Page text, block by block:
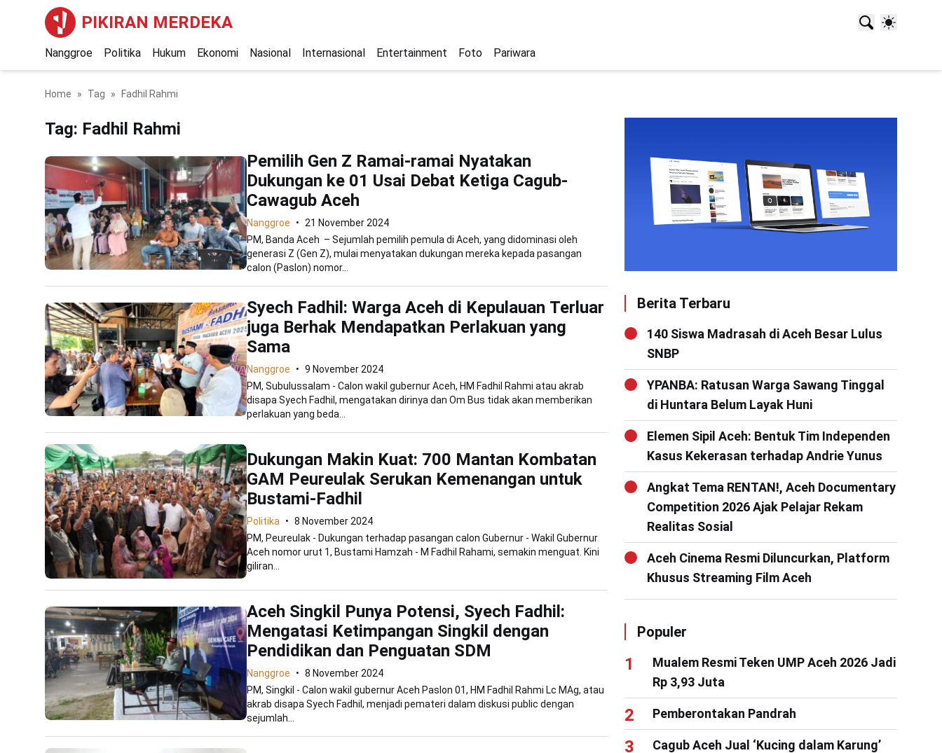
PIKIRAN MERDEKA
Nanggroe Politika Hukum Ekonomi Nasional Internasional Entertainment Foto Pariwara
Home Tag Fadhil Rahmi
Tag: Fadhil Rahmi
Pemilih Gen Z Ramai-ramai Nyatakan
Dukungan ke 01 Usai Debat Ketiga Cagub-
Cawagub Aceh
Nanggroe
21 November 2024
PM, Banda Aceh – Sejumlah pemilih pemula di Aceh, yang didominasi oleh
generasi Z (Gen Z), mulai menyatakan dukungan mereka kepada pasangan
calon (Paslon) nomor...
Syech Fadhil: Warga Aceh di Kepulauan Terluar
juga Berhak Mendapatkan Perlakuan yang
Sama
Nanggroe
9 November 2024
PM, Subulussalam - Calon wakil gubernur Aceh, HM Fadhil Rahmi atau akrab
disapa Syech Fadhil, mengatakan dirinya dan Om Bus tidak akan memberikan
perlakuan yang beda...
Dukungan Makin Kuat: 700 Mantan Kombatan
GAM Peureulak Serukan Kemenangan untuk
Bustami-Fadhil
Politika
8 November 2024
PM, Peureulak - Dukungan terhadap pasangan calon Gubernur - Wakil Gubernur
Aceh nomor urut 1, Bustami Hamzah - M Fadhil Rahami, semakin menguat. Kini
giliran...
Aceh Singkil Punya Potensi, Syech Fadhil:
Mengatasi Ketimpangan Singkil dengan
Pendidikan dan Penguatan SDM
Nanggroe
8 November 2024
PM, Singkil - Calon wakil gubernur Aceh Paslon 01, HM Fadhil Rahmi Lc MAg, atau
akrab disapa Syech Fadhil, menjadi pemateri dalam diskusi public dengan
sejumlah...
Berita Terbaru
140 Siswa Madrasah di Aceh Besar Lulus
SNBP
YPANBA: Ratusan Warga Sawang Tinggal
di Huntara Belum Layak Huni
Elemen Sipil Aceh: Bentuk Tim Independen
Kasus Kekerasan terhadap Andrie Yunus
Angkat Tema RENTAN!, Aceh Documentary
Competition 2026 Ajak Pelajar Rekam
Realitas Sosial
Aceh Cinema Resmi Diluncurkan, Platform
Khusus Streaming Film Aceh
Populer
Mualem Resmi Teken UMP Aceh 2026 Jadi
Rp 3,93 Juta
Pemberontakan Pandrah
Cagub Aceh Jual ‘Kucing dalam Karung’